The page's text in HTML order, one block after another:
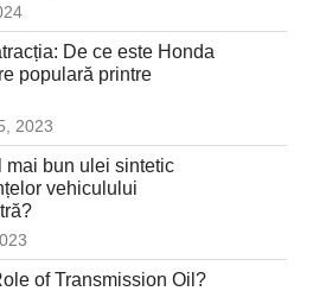
De ce este Honda
populară printre
2023
mai bun ulei sintetic
vehiculului
of Transmission Oil?